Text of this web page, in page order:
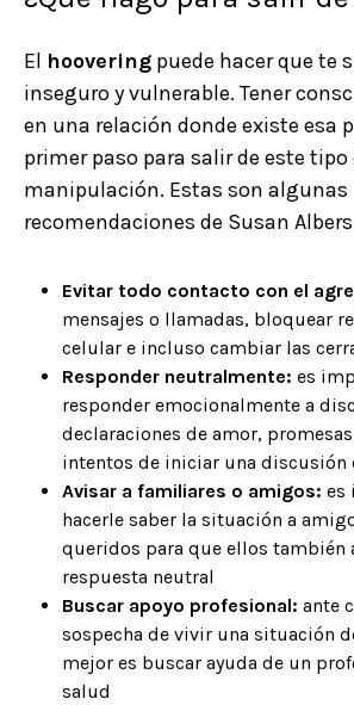
El hoovering puede hacer que te
inseguro y vulnerable. Tener
en una relación donde existe esa
primer paso para salir de este tipo
manipulación. Estas son algunas
recomendaciones de Susan
Evitar todo contacto con el
mensajes o llamadas, bloquear
celular e incluso cambiar las
Responder neutralmente: es
responder emocionalmente a
declaraciones de amor,
intentos de iniciar una discusión
Avisar a familiares o amigos: es
hacerle saber la situación a
queridos para que ellos también
respuesta neutral
Buscar apoyo profesional: ante
sospecha de vivir una situación
mejor es buscar ayuda de un
salud